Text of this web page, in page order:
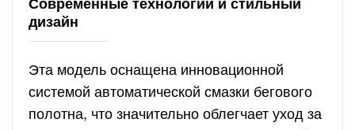
дизайн
Эта модель оснащена инновационной
системой автоматической смазки бегового
полотна, что значительно облегчает уход за